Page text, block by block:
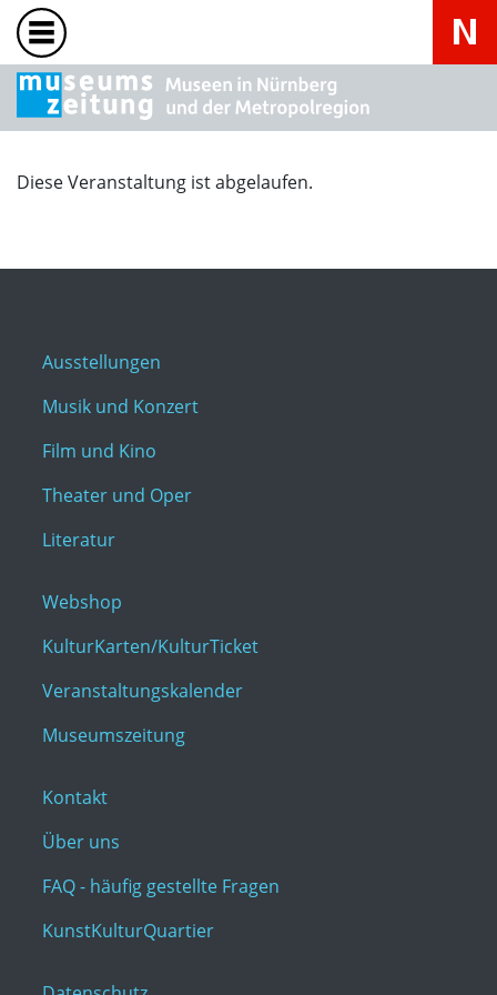
Diese Veranstaltung ist abgelaufen.
Ausstellungen
Musik und Konzert
Film und Kino
Theater und Oper
Literatur
Webshop
KulturKarten/KulturTicket
Veranstaltungskalender
Museumszeitung
Kontakt
Über uns
FAQ - häufig gestellte Fragen
KunstKulturQuartier